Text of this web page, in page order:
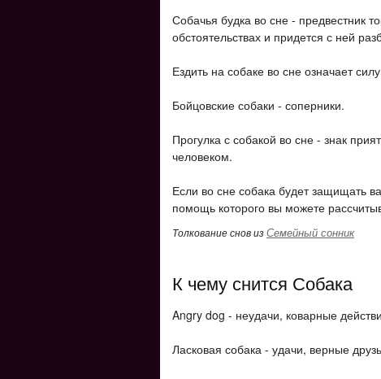
Собачья будка во сне - предвестник
обстоятельствах и придется с ней
Ездить на собаке во сне означает
Бойцовские собаки - соперники.
Прогулка с собакой во сне - знак
человеком.
Если во сне собака будет защищать
помощь которого вы можете
Толкование снов изСемейный сонник
К чему снится Собака
Angry dog ​​- неудачи, коварные
Ласковая собака - удачи, верные